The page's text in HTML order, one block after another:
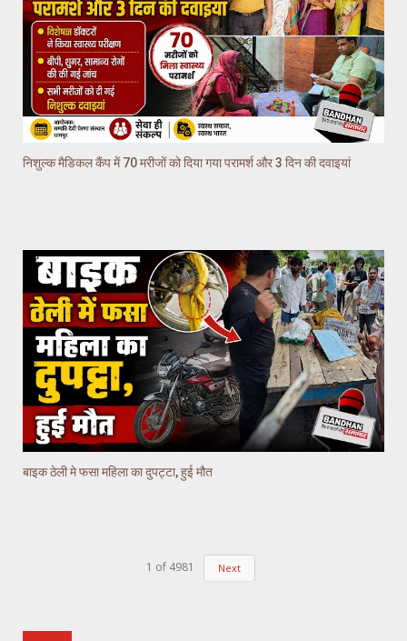
निशुल्क मैडिकल कैंप में 70 मरीजों को दिया गया परामर्श और 3 दिन की दवाइयां
बाइक ठेली मे फसा महिला का दुपट्टा, हुई मौत
1 of 4981 Next